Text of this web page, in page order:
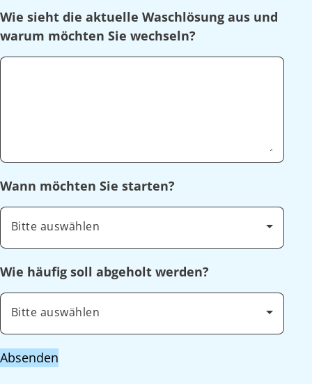
Wie sieht die aktuelle Waschlösung aus und
warum möchten Sie wechseln?
Wann möchten Sie starten?
Bitte auswählen
Wie häufig soll abgeholt werden?
Bitte auswählen
Absenden